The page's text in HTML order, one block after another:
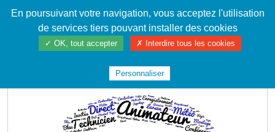
Cahier de textes patrickRICHARD
MON STAGE EN 180 SECONDES
En poursuivant votre navigation, vous acceptez l'utilisation
de services tiers pouvant installer des cookies
✓ OK, tout accepter ✗ Interdire tous les cookies
Personnaliser